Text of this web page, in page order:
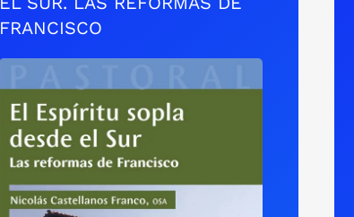
FRANCISCO